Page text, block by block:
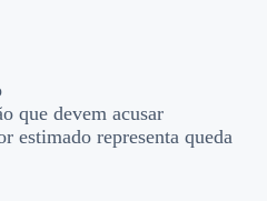
que devem acusar
estimado representa queda